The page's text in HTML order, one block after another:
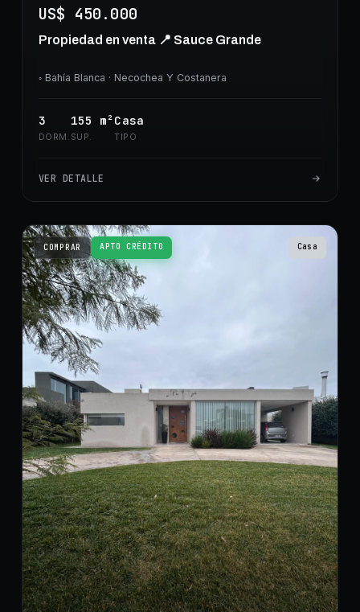
US$ 450.000
Propiedad en venta 📍 Sauce Grande
◦ Bahía Blanca · Necochea Y Costanera
3
DORM.
155 m²
SUP.
Casa
TIPO
VER DETALLE
COMPRAR APTO CRÉDITO Casa